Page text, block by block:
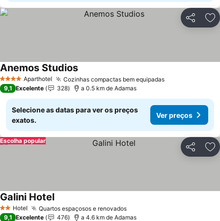
Partilhar
4 EstrelasAparthotel Cozinhas compactas bem equipadas
Anemos Studios
9,1 Excelente 328 a 0.5 km de Adamas
Selecione as datas para ver os preços
exatos.
Ver preços
Partilhar
Escolha popular
2 Estrelas
Hotel Quartos espaçosos e renovados
Galini Hotel
9,1 Excelente 476 a 4.6 km de Adamas